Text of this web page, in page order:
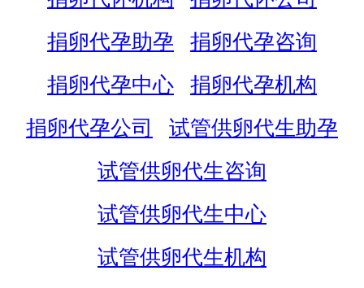
捐卵代孕助孕
捐卵代孕咨询
捐卵代孕中心
捐卵代孕机构
捐卵代孕公司
试管供卵代生助孕
试管供卵代生咨询
试管供卵代生中心
试管供卵代生机构